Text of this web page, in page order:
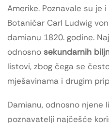
Amerike. Poznavale su je
Botaničar Carl Ludwig
damianu 1820. godine.
odnosno sekundarnih
listovi, zbog čega se
mješavinama i drugim
Damianu, odnosno njene
poznavatelji najčešće